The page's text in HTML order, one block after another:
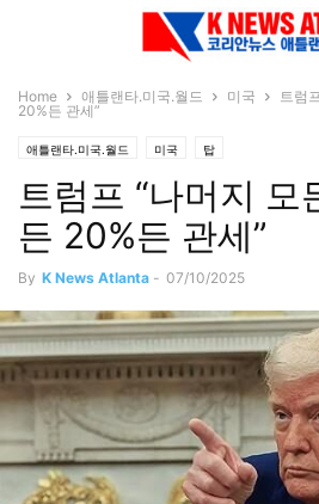
Home 애틀랜타.미국.월드 미국
트럼
20%든 관세”
애틀랜타.미국.월드 미국 탑
트럼프 “나머지 모
든 20%든 관세”
By K News Atlanta - 07/10/2025